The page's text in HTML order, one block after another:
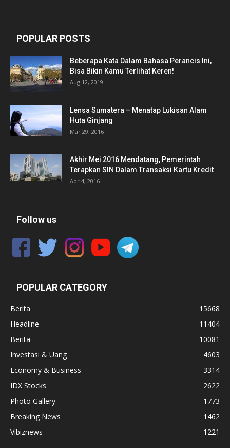
POPULAR POSTS
Beberapa Kata Dalam Bahasa Perancis Ini,
Bisa Bikin Kamu Terlihat Keren!
Aug 12, 2019
Lensa Sumatera – Menatap Lukisan Alam
Huta Ginjang
Mar 29, 2016
Akhir Mei 2016 Mendatang, Pemerintah
Terapkan SIN Dalam Transaksi Kartu Kredit
Apr 4, 2016
Follow us
POPULAR CATEGORY
Berita
15668
Headline
11404
Berita
10081
Investasi & Uang
4603
Economy & Business
3314
IDX Stocks
2622
Photo Gallery
1773
Breaking News
1462
Vibiznews
1221